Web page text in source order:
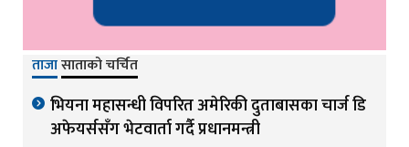
ताजासाताको चर्चित
भियना महासन्धी विपरित अमेरिकी दुताबासका चार्ज डि
अफेयर्ससँग भेटवार्ता गर्दै प्रधानमन्त्री